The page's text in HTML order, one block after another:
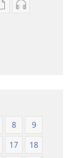
Kiadványok
as
kiadás)
as
kiadás)
8
9
17
18